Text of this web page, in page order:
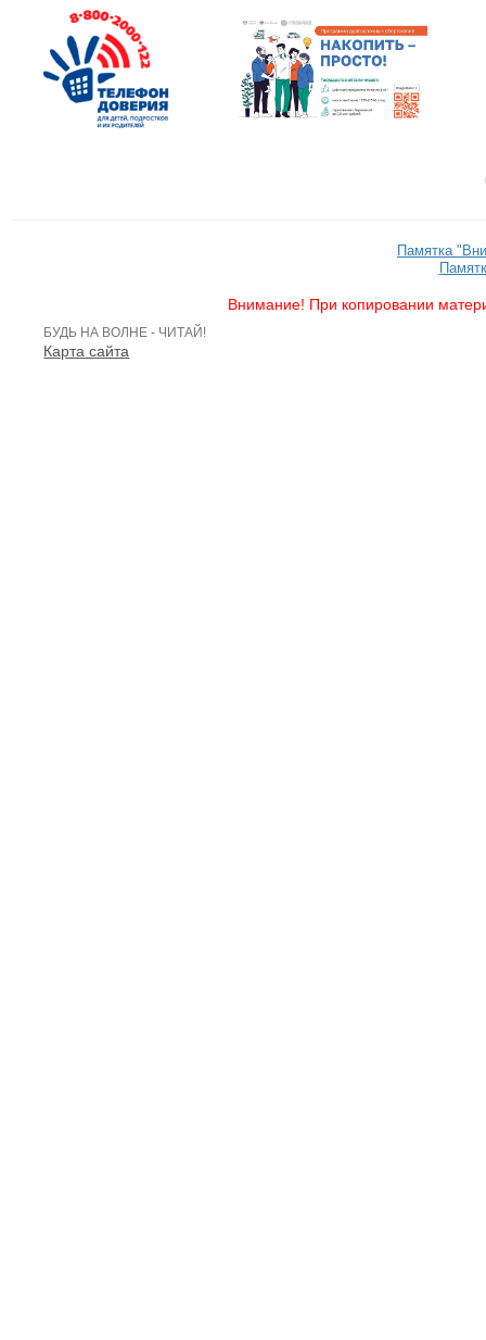
Памятка
Внимание! При копировании
БУДЬ НА ВОЛНЕ - ЧИТАЙ!
Карта сайта